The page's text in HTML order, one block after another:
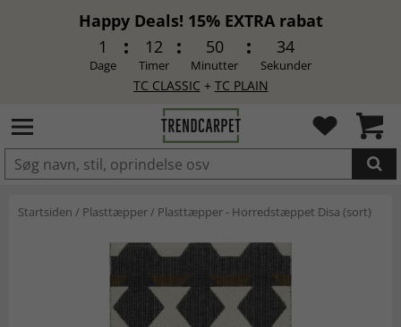
Happy Deals! 15% EXTRA rabat
1
Dage
12
Timer
50
Minutter
33
Sekunder
TC CLASSIC + TC PLAIN
LAGT I INDKØBSKURVEN.
Startsiden / Plasttæpper/ Plasttæpper - Horredstæppet Disa (sort)